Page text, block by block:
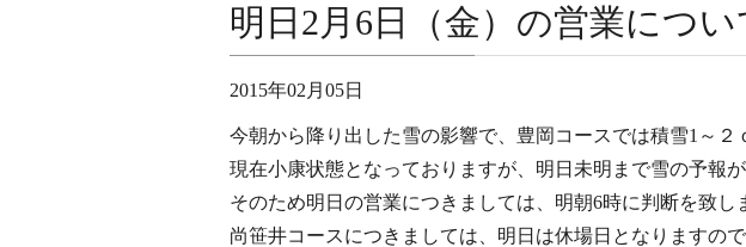
明日2月6日（金）の営業につい
2015年02月05日
今朝から降り出した雪の影響で、豊岡コースでは積雪1～２
現在小康状態となっておりますが、明日未明まで雪の予報が
そのため明日の営業につきましては、明朝6時に判断を致
尚笹井コースにつきましては、明日は休場日となりますの